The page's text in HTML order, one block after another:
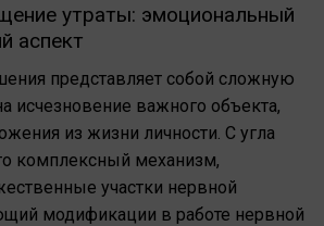
утраты: эмоциональный
аспект
представляет собой сложную
исчезновение важного объекта,
из жизни личности. С угла
комплексный механизм,
участки нервной
модификации в работе нервной